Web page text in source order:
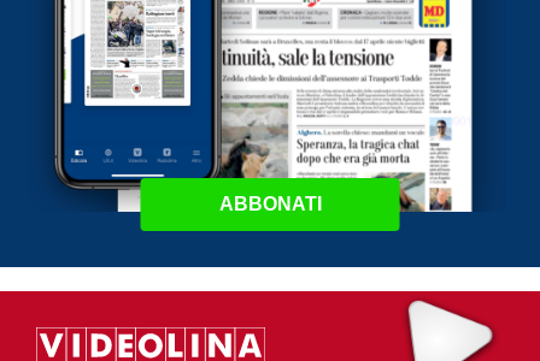
ABBONATI